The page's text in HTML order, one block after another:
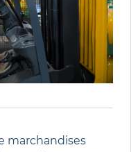
marchandises